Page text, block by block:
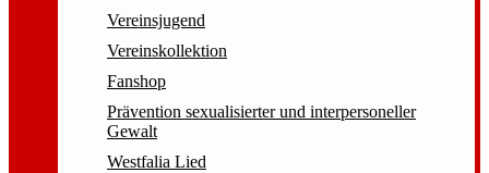
Vereinsjugend
Vereinskollektion
Fanshop
Prävention sexualisierter und interpersoneller
Gewalt
Westfalia Lied